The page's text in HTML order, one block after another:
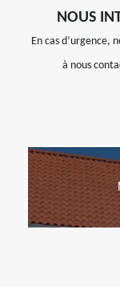
NOUS
En cas d’urgence,
à nous